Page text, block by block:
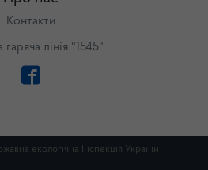
Контакти
лінія "1545"
екологічна Інспекція України